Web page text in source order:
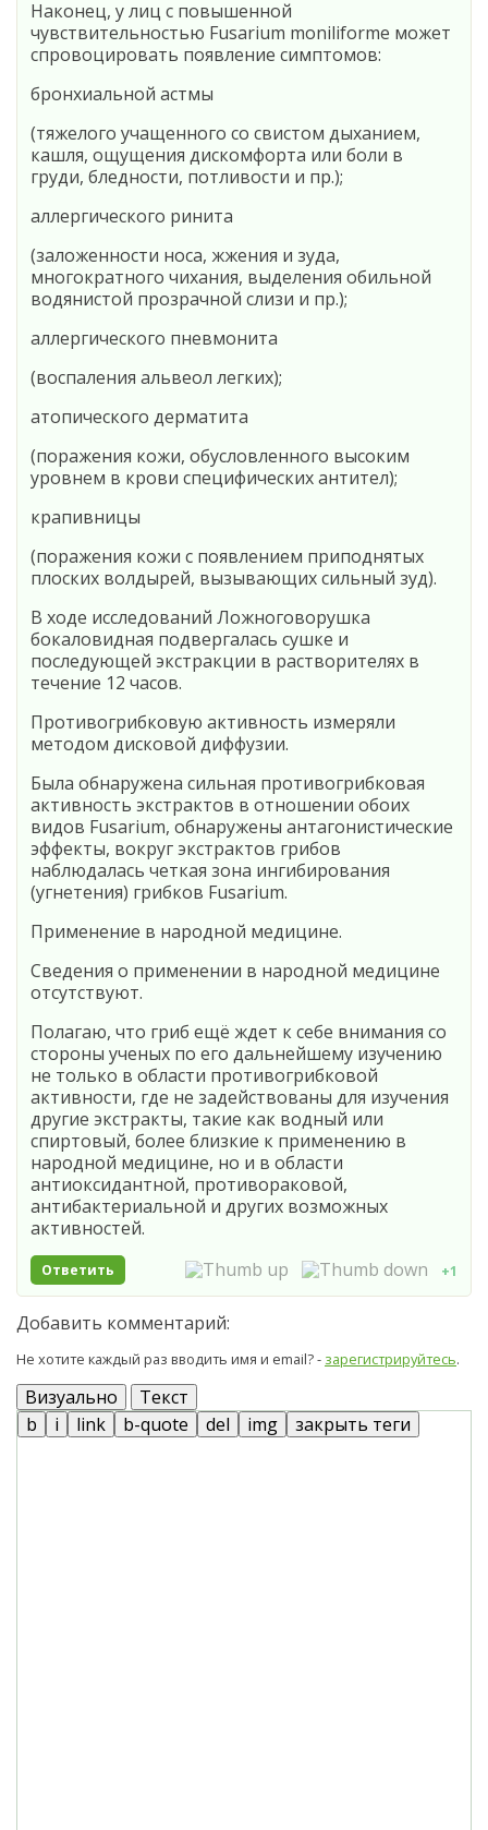
Наконец, у лиц с повышенной
чувствительностью Fusarium moniliforme может
спровоцировать появление симптомов:
бронхиальной астмы
(тяжелого учащенного со свистом дыханием,
кашля, ощущения дискомфорта или боли в
груди, бледности, потливости и пр.);
аллергического ринита
(заложенности носа, жжения и зуда,
многократного чихания, выделения обильной
водянистой прозрачной слизи и пр.);
аллергического пневмонита
(воспаления альвеол легких);
атопического дерматита
(поражения кожи, обусловленного высоким
уровнем в крови специфических антител);
крапивницы
(поражения кожи с появлением приподнятых
плоских волдырей, вызывающих сильный зуд).
В ходе исследований Ложноговорушка
бокаловидная подвергалась сушке и
последующей экстракции в растворителях в
течение 12 часов.
Противогрибковую активность измеряли
методом дисковой диффузии.
Была обнаружена сильная противогрибковая
активность экстрактов в отношении обоих
видов Fusarium, обнаружены антагонистические
эффекты, вокруг экстрактов грибов
наблюдалась четкая зона ингибирования
(угнетения) грибков Fusarium.
Применение в народной медицине.
Сведения о применении в народной медицине
отсутствуют.
Полагаю, что гриб ещё ждет к себе внимания со
стороны ученых по его дальнейшему изучению
не только в области противогрибковой
активности, где не задействованы для изучения
другие экстракты, такие как водный или
спиртовый, более близкие к применению в
народной медицине, но и в области
антиоксидантной, противораковой,
антибактериальной и других возможных
активностей.
Ответить +1
Добавить комментарий:
Не хотите каждый раз вводить имя и email? - зарегистрируйтесь.
Визуально Текст